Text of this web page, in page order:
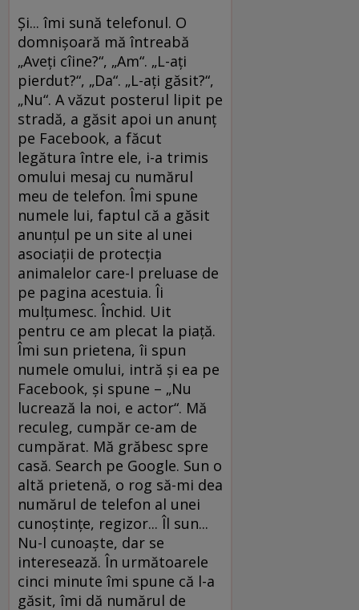
Şi... îmi sună telefonul. O
domnişoară mă întreabă
„Aveţi cîine?“, „Am“. „L-aţi
pierdut?“, „Da“. „L-aţi găsit?“,
„Nu“. A văzut posterul lipit pe
stradă, a găsit apoi un anunţ
pe Facebook, a făcut
legătura între ele, i-a trimis
omului mesaj cu numărul
meu de telefon. Îmi spune
numele lui, faptul că a găsit
anunţul pe un site al unei
asociaţii de protecţia
animalelor care-l preluase de
pe pagina acestuia. Îi
mulţumesc. Închid. Uit
pentru ce am plecat la piaţă.
Îmi sun prietena, îi spun
numele omului, intră şi ea pe
Facebook, şi spune – „Nu
lucrează la noi, e actor“. Mă
reculeg, cumpăr ce-am de
cumpărat. Mă grăbesc spre
casă. Search pe Google. Sun o
altă prietenă, o rog să-mi dea
numărul de telefon al unei
cunoştinţe, regizor... Îl sun...
Nu-l cunoaşte, dar se
interesează. În următoarele
cinci minute îmi spune că l-a
găsit, îmi dă numărul de